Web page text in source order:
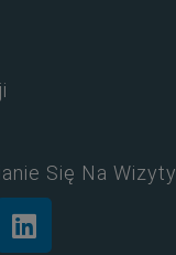
Się Na Wizyty.